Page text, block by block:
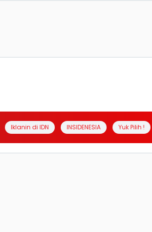
Iklanin di IDN INSIDENESIA Yuk Pilih !